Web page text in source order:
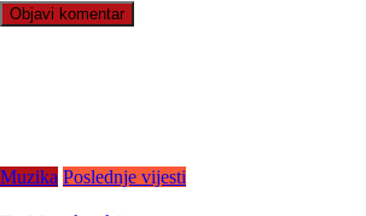
Muzika Poslednje vijesti